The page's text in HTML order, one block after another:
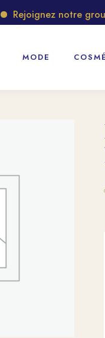
Rejoignez notre groupe
MODE